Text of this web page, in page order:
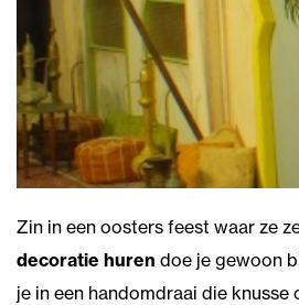
Zin in een oosters feest waar ze
decoratie huren doe je gewoon
je in een handomdraai die knusse